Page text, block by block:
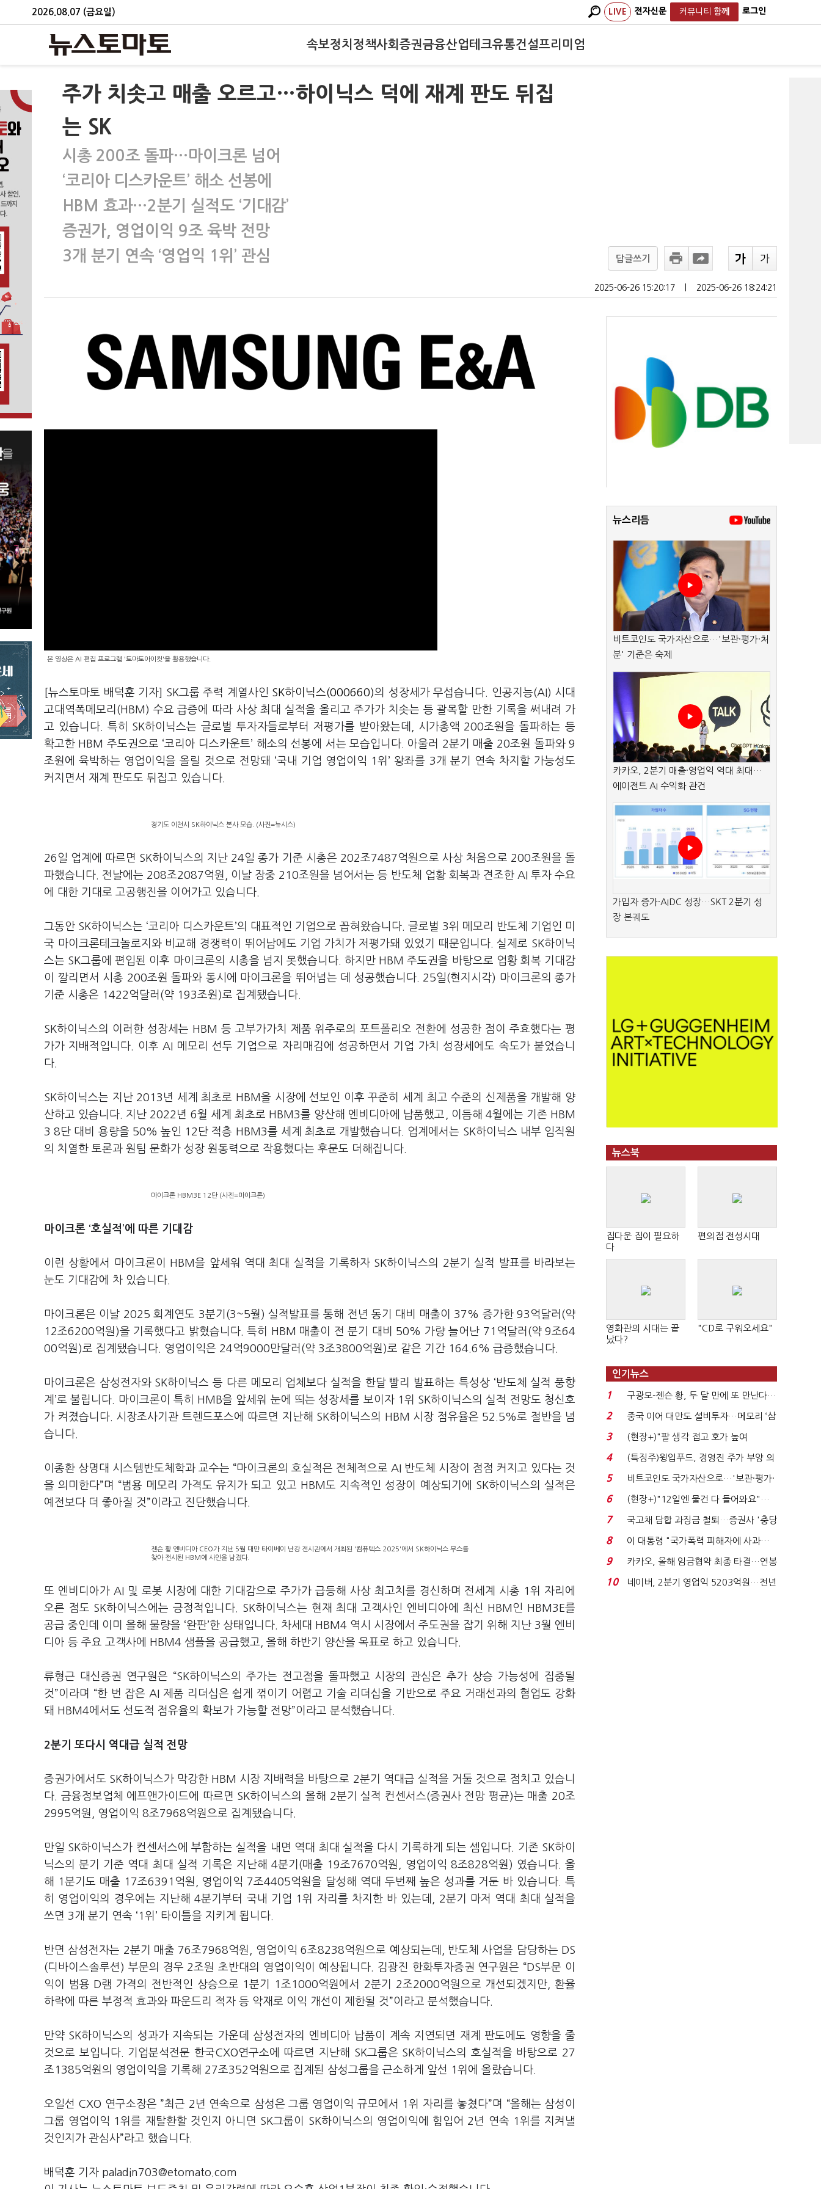
2026.08.07 (금요일) LIVE 전자신문 커뮤니티 함께 로그인
속보정치 정책사회 증권금융산업테크유통건설프리미엄
주가 치솟고 매출 오르고…하이닉스 덕에 재계 판도 뒤집
는 SK
시총 200조 돌파…마이크론 넘어
‘코리아 디스카운트’ 해소 선봉에
HBM 효과…2분기 실적도 ‘기대감’
증권가, 영업이익 9조 육박 전망
3개 분기 연속 ‘영업익 1위’ 관심
답글쓰기
2025-06-26 15:20:17 2025-06-26 18:24:21
본 영상은 AI 편집 프로그램 '토마토아이컷'을 활용했습니다.
[뉴스토마토 배덕훈 기자] SK그룹 주력 계열사인 SK하이닉스(000660)의 성장세가 무섭습니다 인공지능(AI) 시대
고대역폭메모리 (HBM) 수요 급증에 따라 사상 최대 실적을 올리고 주가가 치솟는 등 괄목할 만한 기록을 써내려 가
고 있습니다. 특히 SK하이닉스는 글로벌 투자자들로부터 저평가를 받아왔는데 시가총액 200조원을 돌파하는 등
확고한 HBM 주도권으로 ‘코리아 디스카운트’ 해소의 선봉에 서는 모습입니다. 아울러 2분기 매출 20조원 돌파와9
조원에 육박하는 영업이익을 올릴 것으로 전망돼 ‘국내 기업 영업이익 1위 ’ 왕좌를 3개 분기 연속 차지할 가능성도
커지면서 재계 판도도 뒤집고 있습니다.
경기도 이천시 SK하이닉스 본사 모습. (사진=뉴시스)
26일 업계에 따르면 SK하이닉스의 지난 24일 종가 기준 시총은 202조7487억원으로 사상 처음으로 200조원을 돌
파했습니다
전날에는 208조2087억원 이날 장중 210조원을 넘어서는 등 반도체 업황 회복과 견조한 AI 투자 수요
에 대한 기대로 고공행진을 이어가고 있습니다
그동안 SK하이닉스는 ‘코리아 디스카운트’의 대표적인 기업으로 꼽혀왔습니다 글로벌 3위 메모리 반도체 기업인 미
국 마이크론테크놀로지와 비교해 경쟁력이 뛰어남에도 기업 가치가 저평가돼 있었기 때문입니다. 실제로 SK하이닉
스는 SK그룹에 편입된 이후 마이크론의 시총을 넘지 못했습니다 .하지만 HBM주도권을 바탕으로 업황 회복 기대감
이 깔리면서 시총 200조원 돌파와 동시에 마이크론을 뛰어넘는 데 성공했습니다. 25일(현지시각) 마이크론의 종가
기준 시총은 1422억달러 (약 193조원 )로 집계됐습니다
SK하이닉스의 이러한 성장세는 HBM 등 고부가가치 제품 위주로의 포트폴리오 전환에 성공한 점이 주효했다는 평
가가 지배적입니다
이후 AI 메모리 선두 기업으로 자리매김에 성공하면서 기업 가치 성장세에도 속도가 붙었습니
다
SK하이닉스는 지난 2013 년 세계 최초로 HBM을 시장에 선보인 이후 꾸준히 세계 최고 수준의 신제품을 개발해 양
산하고 있습니다
지난 2022 년 6월 세계 최초로 HBM3를 양산해 엔비디아에 납품했고 이듬해 4월에는 기존 HBM
3 8단 대비 용량을 50%높인 12 단 적층 HBM3를 세계 최초로 개발했습니다 업계에서는 SK하이닉스 내부 임직원
의 치열한 토론과 원팀 문화가 성장 원동력으로 작용했다는 후문도 더해집니다
마이크론 HBM3E 12단 (사진=마이크론)
마이크론 ‘호실적’에 따른 기대감
이런 상황에서 마이크론이 HBM을 앞세워 역대 최대 실적을 기록하자 SK하이닉스의 2분기 실적 발표를 바라보는
눈도 기대감에 차 있습니다
마이크론은 이날 2025회계연도 3분기 (3~5월 ) 실적발표를 통해 전년 동기 대비 매출이 37% 증가한93억달러 (약
12조6200억원 )을 기록했다고 밝혔습니다.특히 HBM 매출이 전 분기 대비 50% 가량 늘어난 71 억달러 (약9조64
00억원 )로 집계됐습니다 영업이익은 24억9000만달러 (약 3조3800억원 )로 같은 기간 164.6% 급증했습니다
마이크론은 삼성전자와 SK하이닉스 등 다른 메모리 업체보다 실적을 한달 빨리 발표하는 특성상 ‘반도체 실적 풍향
계 ’로 불립니다 마이크론이 특히 HMB을 앞세워 눈에 띄는 성장세를 보이자1 위 SK하이닉스의 실적 전망도 청신호
가 켜졌습니다. 시장조사기관 트렌드포스에 따르면 지난해 SK하이닉스의 HBM 시장 점유율은 52.5%로 절반을 넘
습니다
이종환 상명대 시스템반도체학과 교수는 “마이크론의 호실적은 전체적으로 AI 반도체 시장이 점점 커지고 있다는 것
을 의미한다”며 “범용 메모리 가격도 유지가 되고 있고 HBM도 지속적인 성장이 예상되기에 SK하이닉스의 실적은
예전보다 더 좋아질 것”이라고 진단했습니다
젠슨 황 엔비디아 CEO가 지난 5월 대만 타이베이 난강 전시관에서 개최된 '컴퓨텍스 2025'에서 SK하이닉스 부스를
찾아 전시된 HBM에 사인을 남겼다.
또 엔비디아가 AI 및 로봇 시장에 대한 기대감으로 주가가 급등해 사상 최고치를 경신하며 전세계 시총 1위 자리에
오른 점도 SK하이닉스에는 긍정적입니다 . SK하이닉스는 현재 최대 고객사인 엔비디아에 최신 HBM 인 HBM3E를
공급 중인데 이미 올해 물량을 ‘완판’한 상태입니다 차세대 HBM4 역시 시장에서 주도권을 잡기 위해 지난 3월 엔비
디아 등 주요 고객사에
HBM4 샘플을 공급했고 올해 하반기 양산을 목표로 하고 있습니다
류형근 대신증권 연구원은 “SK하이닉스의 주가는 전고점을 돌파했고 시장의 관심은 추가 상승 가능성에 집중될
것”이라며 “한 번 잡은 AI 제품 리더십은 쉽게 꺾이기 어렵고 기술 리더십을 기반으로 주요 거래선과의 협업도 강화
돼
HBM4에서도 선도적 점유율의 확보가 가능할 전망”이라고 분석했습니다
2분기 또다시 역대급 실적 전망
증권가에서도 SK하이닉스가 막강한 HBM 시장 지배력을 바탕으로 2분기 역대급 실적을 거둘 것으로 점치고 있습니
다
금융정보업체 에프앤가이드에 따르면 SK하이닉스의 올해 2분기 실적 컨센서스(증권사 전망 평균)는 매출 20조
2995억원 영업이익 8조7968억원으로 집계됐습니다
만일 SK하이닉스가 컨센서스에 부합하는 실적을 내면 역대 최대 실적을 다시 기록하게 되는 셈입니다 기존 SK하이
닉스의 분기 기준 역대 최대 실적 기록은 지난해4분기 (매출 19조7670억원 영업이익 8조828억원 ) 였습니다.올
해
1 분기도 매출 17조6391 억원 영업이익 7조4405억원을 달성해 역대 두번째 높은 성과를 거둔 바 있습니다 .특
히 영업이익의 경우에는 지난해4분기부터 국내 기업 1위 자리를 차지한 바 있는데 , 2분기 마저 역대 최대 실적을
쓰면 3개 분기 연속 ‘1 위 ’ 타이틀을 지키게 됩니다
반면 삼성전자는 2분기 매출 76조7968억원 영업이익6조8238억원으로 예상되는데 반도체 사업을 담당하는 DS
(디바이스솔루션 ) 부문의 경우 2조원 초반대의 영업이익이 예상됩니다. 김광진 한화투자증권 연구원은 “DS부문 이
익이 범용 D램 가격의 전반적인 상승으로 1분기 1조 1000억원에서 2분기 2조2000억원으로 개선되겠지만
환율
하락에 따른 부정적 효과와 파운드리 적자 등 악재로 이익 개선이 제한될 것”이라고 분석했습니다
만약 SK하이닉스의 성과가 지속되는 가운데 삼성전자의 엔비디아 납품이 계속 지연되면 재계 판도에도 영향을 줄
것으로 보입니다. 기업분석전문 한국CXO연구소에 따르면 지난해 SK그룹은 SK하이닉스의 호실적을 바탕으로 27
조 1385억원의 영업이익을 기록해 27조352억원으로 집계된 삼성그룹을 근소하게 앞선 1 위에 올랐습니다
오일선 CXO 연구소장은 ”최근 2 년 연속으로 삼성은 그룹 영업이익 규모에서 1위 자리를 놓쳤다”며 “올해는 삼성이
그룹 영업이익
1위를 재탈환할 것인지 아니면 SK그룹이 SK하이닉스의 영업이익에 힘입어 2 년 연속 1 위를 지켜낼
것인지가 관심사”라고 했습니다
배덕훈 기자 paladin703@etomato.com
뉴스리듬
비트코인도 국가자산으로…'보관·평가·처
분' 기준은 숙제
카카오, 2분기 매출·영업익 역대 최대…
에이전트 AI 수익화 관건
가입자 증가·AIDC 성장…SKT 2분기 성
장 본궤도
뉴스북
집다운 집이 필요하
다
편의점 전성시대
영화관의 시대는 끝
났다?
"CD로 구워오세요"
인기뉴스
1
구광모-젠슨 황, 두 달 만에 또 만난다…
로봇·AI 등 논...
2
중국 이어 대만도 설비투자…메모리 ‘삼
국전쟁’
3
(현장+)"팔 생각 접고 호가 높여
요"…'덜 똘똘한 한 채' 20...
4
(특징주)윙입푸드, 경영진 주가 부양 의
지에 상한가...
5
비트코인도 국가자산으로…'보관·평가·
처분' 기준은 ...
6
(현장+)"12일엔 물건 다 들어와요"…
빈 매대 채우며 문 연 ...
7
국고채 담합 과징금 철퇴…증권사 '충당
금 폭탄' 우려...
8
이 대통령 "국가폭력 피해자에 사과…
적극적 조사로 진...
9
카카오, 올해 임금협약 최종 타결…연봉
6.3% 인상·격려...
10
네이버, 2분기 영업익 5203억원…전년